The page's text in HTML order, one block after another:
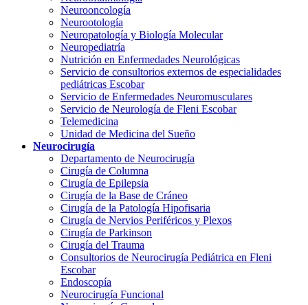
Neurooncología
Neurootología
Neuropatología y Biología Molecular
Neuropediatría
Nutrición en Enfermedades Neurológicas
Servicio de consultorios externos de especialidades
pediátricas Escobar
Servicio de Enfermedades Neuromusculares
Servicio de Neurología de Fleni Escobar
Telemedicina
Unidad de Medicina del Sueño
Neurocirugía
Departamento de Neurocirugía
Cirugía de Columna
Cirugía de Epilepsia
Cirugía de la Base de Cráneo
Cirugía de la Patología Hipofisaria
Cirugía de Nervios Periféricos y Plexos
Cirugía de Parkinson
Cirugía del Trauma
Consultorios de Neurocirugía Pediátrica en Fleni
Escobar
Endoscopía
Neurocirugía Funcional